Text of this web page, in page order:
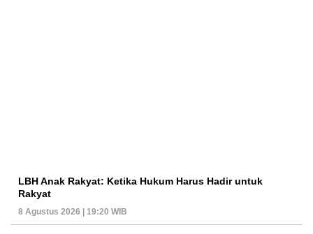
LBH Anak Rakyat: Ketika Hukum Harus Hadir untuk
Rakyat
8 Agustus 2026 | 19:20 WIB